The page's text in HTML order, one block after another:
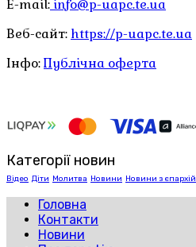
E-mail: info@p-uapc.te.ua
Веб-сайт: https://p-uapc.te.ua
Інфо:Публічна оферта
Категорії новин
Відео Діти Молитва Новини Новини з єпархій
Головна
Контакти
Новини